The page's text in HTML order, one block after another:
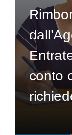
conto